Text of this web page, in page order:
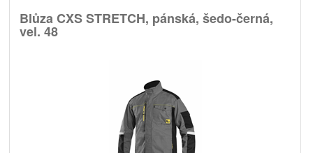
Blůza CXS STRETCH, pánská, šedo-černá,
vel. 48